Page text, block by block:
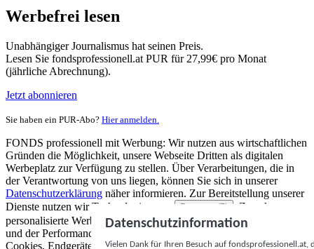
Werbefrei lesen
Unabhängiger Journalismus hat seinen Preis.
Lesen Sie fondsprofessionell.at PUR für 27,99€ pro Monat
(jährliche Abrechnung).
Jetzt abonnieren
Sie haben ein PUR-Abo? Hier anmelden.
FONDS professionell mit Werbung: Wir nutzen aus wirtschaftlichen
Gründen die Möglichkeit, unsere Webseite Dritten als digitalen
Werbeplatz zur Verfügung zu stellen. Über Verarbeitungen, die in
der Verantwortung von uns liegen, können Sie sich in unserer
Datenschutzerklärung näher informieren. Zur Bereitstellung unserer
Dienste nutzen wir Technologien von
Partnern (5)
. Zwecke:
personalisierte Werbung und Inhalte, Messung von Werbeleistung
und der Performance von Inhalten sowie Zielgruppenforschung.
Cookies, Endgeräte- oder ähnliche Online-Kennungen (z. B. login-
Datenschutzinformation
Vielen Dank für Ihren Besuch auf